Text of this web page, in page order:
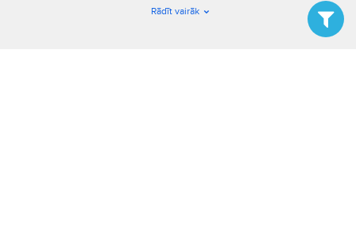
Gaisa vidējā temperatūra decembrī - 6°C.
Rādīt vairāk